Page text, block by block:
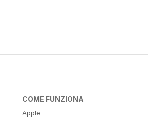
COME FUNZIONA
Apple